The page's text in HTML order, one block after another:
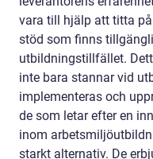
vara till hjälp att titta
stöd som finns
utbildningstillfället.
inte bara stannar vid
implementeras och
de som letar efter en
inom
starkt alternativ. De